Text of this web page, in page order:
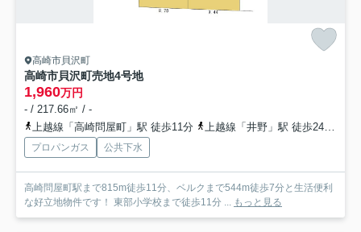
高崎市貝沢町
高崎市貝沢町売地4号地
1,960万円
- / 217.66㎡ / -
上越線「高崎問屋町」駅 徒歩11分
上越線「井野」駅 徒歩24分
プロパンガス 公共下水
高崎問屋町駅まで815m徒歩11分、ベルクまで544m徒歩7分と生活便利
な好立地物件です！ 東部小学校まで徒歩11分 ... もっと見る